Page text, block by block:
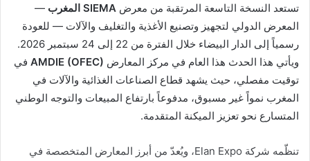
تستعد النسخة التاسعة المرتقبة من معرض SIEMA المغرب
—
المعرض الدولي لتجهيز وتصنيع الأغذية والتغليف والآلات — للعودة
رسمياً إلى الدار البيضاء خلال الفترة من 22 إلى 24 سبتمبر 2026.
ويأتي هذا الحدث هذا العام في مركز المعارض AMDIE (OFEC) في
توقيت مفصلي، حيث يشهد قطاع الصناعات الغذائية والآلات في
المغرب نمواً غير مسبوق، مدفوعاً بارتفاع المبيعات والتوجه الوطني
المتسارع نحو تعزيز الميكنة المتقدمة.
تنظّمه شركة Elan Expo، ويُعدّ من أبرز المعارض المتخصصة في